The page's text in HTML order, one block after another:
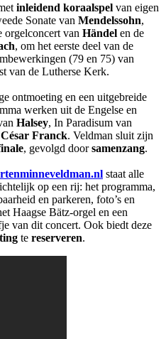
inleidend koraalspel van eigen
Sonate van Mendelssohn,
orgelconcert van Händel en de
, om het eerste deel van de
(79 en 75) van
van de Lutherse Kerk.
ontmoeting en een uitgebreide
werken uit de Engelse en
Halsey, In Paradisum van
César Franck. Veldman sluit zijn
, gevolgd doorsamenzang.
staat alle
op een rij: het programma,
en parkeren, foto’s en
Haagse Bätz-orgel en een
van dit concert. Ook biedt deze
te reserveren.